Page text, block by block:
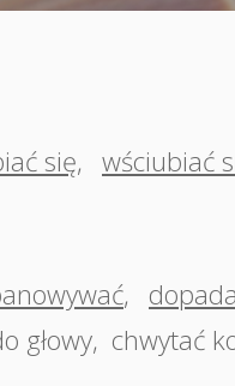
się, wściubiać
,
głowy, chwytać